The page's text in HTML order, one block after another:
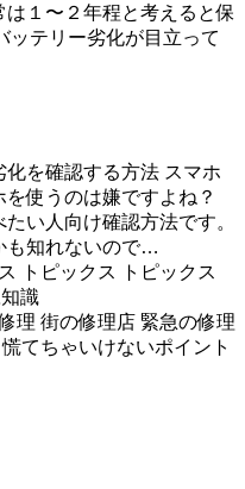
１〜２年程と考えると保
ッテリー劣化が目立って
化を確認する方法 スマホ
使うのは嫌ですよね？
い人向け確認方法です。
も知れないので…
トピックス
トピックス
識
理 街の修理店 緊急の修理
慌てちゃいけないポイント